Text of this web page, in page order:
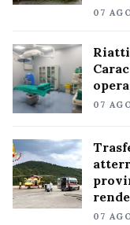
07
07
07